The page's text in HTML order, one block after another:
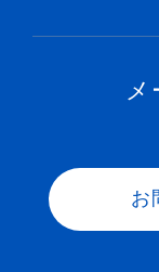
メ
お